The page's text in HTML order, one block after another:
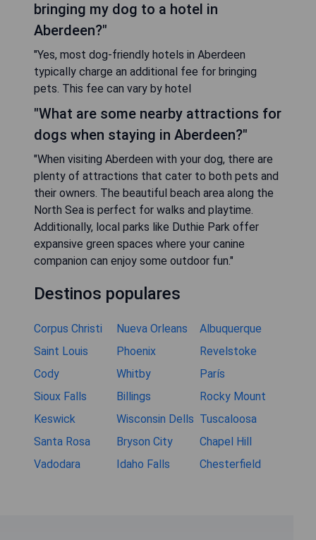
bringing my dog to a hotel in
Aberdeen?"
"Yes, most dog-friendly hotels in Aberdeen
typically charge an additional fee for bringing
pets. This fee can vary by hotel
"What are some nearby attractions for
dogs when staying in Aberdeen?"
"When visiting Aberdeen with your dog, there are
plenty of attractions that cater to both pets and
their owners. The beautiful beach area along the
North Sea is perfect for walks and playtime.
Additionally, local parks like Duthie Park offer
expansive green spaces where your canine
companion can enjoy some outdoor fun."
Destinos populares
Corpus Christi Nueva Orleans
Albuquerque
Saint Louis
Phoenix
Revelstoke
Cody
Whitby
París
Sioux Falls
Billings
Rocky Mount
Keswick
Wisconsin Dells Tuscaloosa
Santa Rosa
Bryson City
Chapel Hill
Vadodara
Idaho Falls Chesterfield